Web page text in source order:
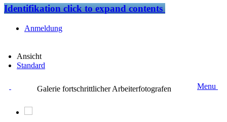
Identifikationclick to expand contents
Anmeldung
Ansicht
Standard
Galerie fortschrittlicher Arbeiterfotografen Menu